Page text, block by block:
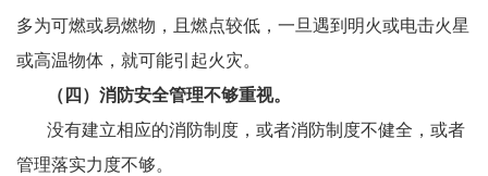
多为可燃或易燃物，且燃点较低，一旦遇到明火或电击火星
或高温物体，就可能引起火灾。
（四）消防安全管理不够重视。
没有建立相应的消防制度，或者消防制度不健全，或者
管理落实力度不够。